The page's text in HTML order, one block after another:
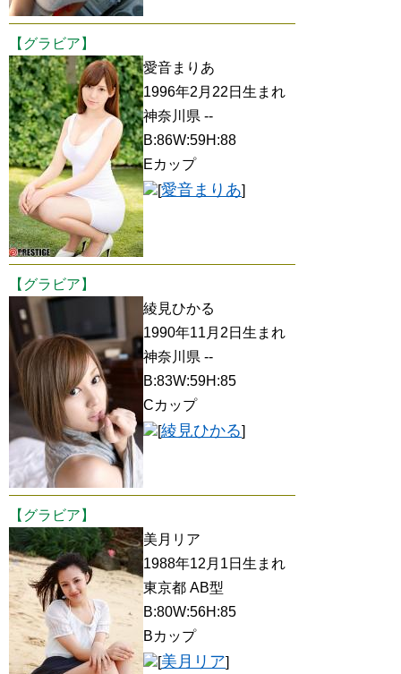
【グラビア】
愛音まりあ
1996年2月22日生まれ
神奈川県 --
B:86W:59H:88
Eカップ
[愛音まりあ]
【グラビア】
綾見ひかる
1990年11月2日生まれ
神奈川県 --
B:83W:59H:85
Cカップ
[綾見ひかる]
【グラビア】
美月リア
1988年12月1日生まれ
東京都 AB型
B:80W:56H:85
Bカップ
[美月リア]